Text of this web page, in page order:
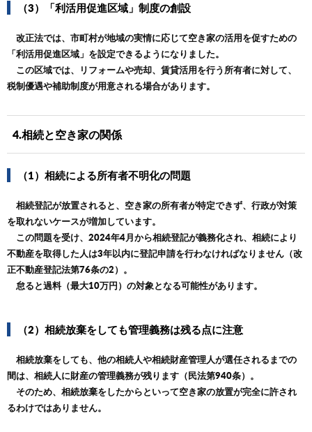
（3）「利活用促進区域」制度の創設
改正法では、市町村が地域の実情に応じて空き家の活用を促すための
「利活用促進区域」を設定できるようになりました。
この区域では、リフォームや売却、賃貸活用を行う所有者に対して、
税制優遇や補助制度が用意される場合があります。
4.相続と空き家の関係
（1）相続による所有者不明化の問題
相続登記が放置されると、空き家の所有者が特定できず、行政が対策
を取れないケースが増加しています。
この問題を受け、2024年4月から相続登記が義務化され、相続により
不動産を取得した人は3年以内に登記申請を行わなければなりません（改
正不動産登記法第76条の2）。
怠ると過料（最大10万円）の対象となる可能性があります。
（2）相続放棄をしても管理義務は残る点に注意
相続放棄をしても、他の相続人や相続財産管理人が選任されるまでの
間は、相続人に財産の管理義務が残ります（民法第940条）。
そのため、相続放棄をしたからといって空き家の放置が完全に許され
るわけではありません。